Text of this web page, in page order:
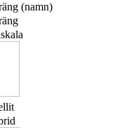
(namn)